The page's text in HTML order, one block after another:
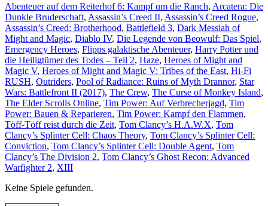
Abenteuer auf dem Reiterhof 6: Kampf um die Ranch, Arcatera: Die
Dunkle Bruderschaft, Assassin’s Creed II, Assassin’s Creed Rogue,
Assassin’s Creed: Brotherhood, Battlefield 3, Dark Messiah of
Might and Magic, Diablo IV, Die Legende von Beowulf: Das Spiel,
Emergency Heroes, Flipps galaktische Abenteuer, Harry Potter und
die Heiligtümer des Todes – Teil 2, Haze, Heroes of Might and
Magic V, Heroes of Might and Magic V: Tribes of the East, Hi-Fi
RUSH, Outriders, Pool of Radiance: Ruins of Myth Drannor, Star
Wars: Battlefront II (2017), The Crew, The Curse of Monkey Island,
The Elder Scrolls Online, Tim Power: Auf Verbrecherjagd, Tim
Power: Bauen & Reparieren, Tim Power: Kampf den Flammen,
Töff-Töff reist durch die Zeit, Tom Clancy’s H.A.W.X, Tom
Clancy’s Splinter Cell: Chaos Theory, Tom Clancy’s Splinter Cell:
Conviction, Tom Clancy’s Splinter Cell: Double Agent, Tom
Clancy’s The Division 2, Tom Clancy’s Ghost Recon: Advanced
Warfighter 2, XIII
Keine Spiele gefunden.